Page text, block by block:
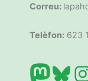
Correu:
Telèfon: 623